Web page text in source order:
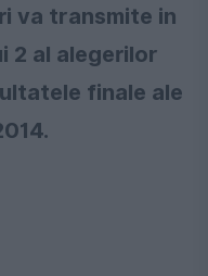
va transmite in
2 al alegerilor
finale ale